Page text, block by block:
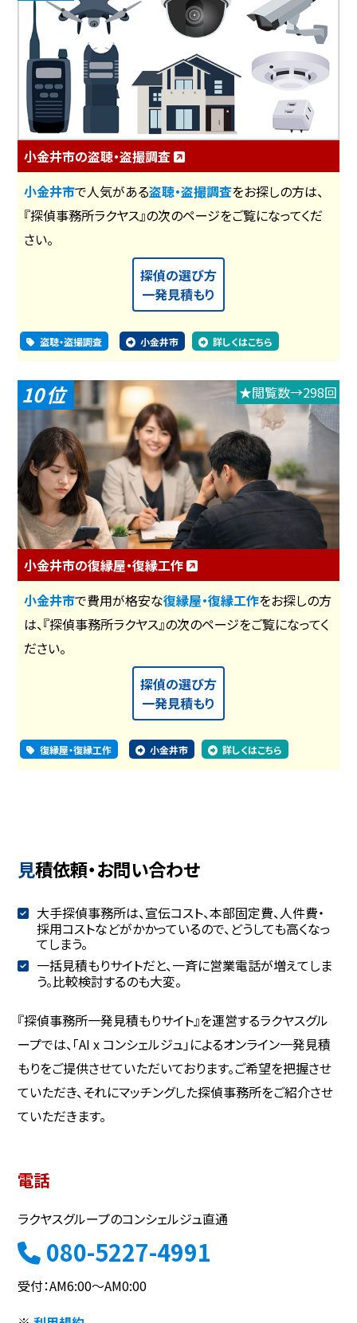
小金井市の盗聴・盗撮調査
小金井市で人気がある盗聴・盗撮調査をお探しの方は、
『探偵事務所ラクヤス』の次のページをご覧になってくだ
さい。
探偵の選び方
一発見積もり
盗聴・盗撮調査 小金井市 詳しくはこちら
10 ★閲覧数→298回
小金井市の復縁屋・復縁工作
小金井市で費用が格安な復縁屋・復縁工作をお探しの方
は、『探偵事務所ラクヤス』の次のページをご覧になってく
ださい。
探偵の選び方
一発見積もり
復縁屋・復縁工作 小金井市 詳しくはこちら
見積依頼・お問い合わせ
大手探偵事務所は、宣伝コスト、本部固定費、人件費・
採用コストなどがかかっているので、どうしても高くなっ
てしまう。
一括見積もりサイトだと、一斉に営業電話が増えてしま
う。比較検討するのも大変。
『探偵事務所一発見積もりサイト』を運営するラクヤスグル
ープでは、「AI x コンシェルジュ」によるオンライン一発見積
もりをご提供させていただいております。ご希望を把握させ
ていただき、それにマッチングした探偵事務所をご紹介させ
ていただきます。
電話
ラクヤスグループのコンシェルジュ直通
080-5227-4991
受付：AM6:00～AM0:00